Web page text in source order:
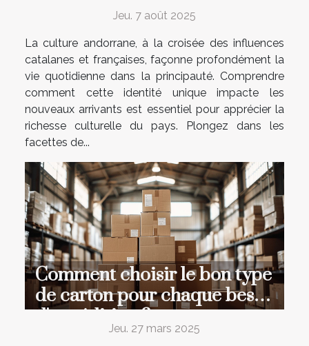
Jeu. 7 août 2025
La culture andorrane, à la croisée des influences
catalanes et françaises, façonne profondément la
vie quotidienne dans la principauté. Comprendre
comment cette identité unique impacte les
nouveaux arrivants est essentiel pour apprécier la
richesse culturelle du pays. Plongez dans les
facettes de...
Comment choisir le bon type
de carton pour chaque besoin
d'expédition ?
Jeu. 27 mars 2025